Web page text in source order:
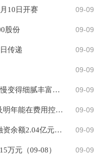
09-09
10日开赛
09-09
股份
09-09
传递
09-09
09-09
当⼈品味了世间的酸甜苦辣，情感慢慢变得细腻丰富起来的时候，才会渐渐体会到身...
09-09
安恒信息(688023.SH)：预计下半年及明年能在费用控制方面继续进行改善
09-09
厦门象屿：融资净偿还18.32万元，融资余额2.04亿元（09-08）
09-09
万元（09-08）